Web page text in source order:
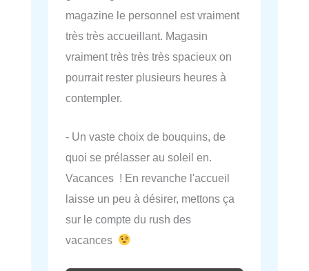
magazine le personnel est vraiment
très très accueillant. Magasin
vraiment très très très spacieux on
pourrait rester plusieurs heures à
contempler.
- Un vaste choix de bouquins, de
quoi se prélasser au soleil en.
Vacances ! En revanche l'accueil
laisse un peu à désirer, mettons ça
sur le compte du rush des
vacances